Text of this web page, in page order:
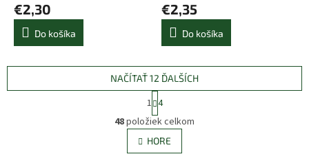
€2,30
Do košíka
€2,35
Do košíka
O
v
l
á
NAČÍTAŤ 12 ĎALŠÍCH
t
r
á
n
k
1 4
48položiek celkom
HORE